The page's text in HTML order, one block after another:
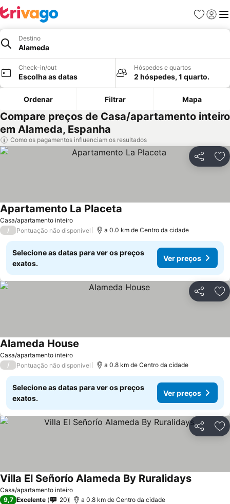
Favoritos
Iniciar
Destino
Alameda
Check-in/out
Escolha as datas
Hóspedes e quartos
2 hóspedes, 1 quarto.
Ordenar Filtrar Mapa
Compare preços de Casa/apartamento inteiro
em Alameda, Espanha
Como os pagamentos influenciam os resultados
Partilhar
Casa/apartamento inteiro
Apartamento La Placeta
/ Pontuação não disponível a 0.0 km de Centro da cidade
Selecione as datas para ver os preços
exatos.
Ver preços
Partilhar
Casa/apartamento inteiro
Alameda House
/ Pontuação não disponível a 0.8 km de Centro da cidade
Selecione as datas para ver os preços
exatos.
Ver preços
Partilhar
Casa/apartamento inteiro
Villa El Señorío Alameda By Ruralidays
9,7 Excelente 20 a 0.8 km de Centro da cidade